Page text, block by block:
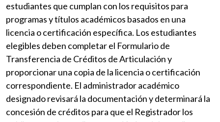
estudiantes que cumplan con los requisitos para
programas y títulos académicos basados en una
licencia o certificación específica. Los estudiantes
elegibles deben completar el Formulario de
Transferencia de Créditos de Articulación y
proporcionar una copia de la licencia o certificación
correspondiente. El administrador académico
designado revisará la documentación y determinará la
concesión de créditos para que el Registrador los